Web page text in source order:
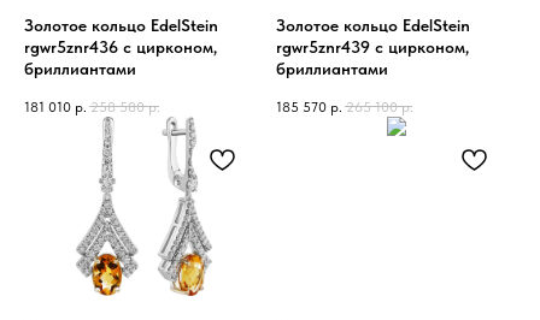
Золотое кольцо EdelStein
rgwr5znr436 с цирконом,
бриллиантами
181 010 р. 258 580 р.
Золотое кольцо EdelStein
rgwr5znr439 с цирконом,
бриллиантами
185 570 р. 265 100 р.